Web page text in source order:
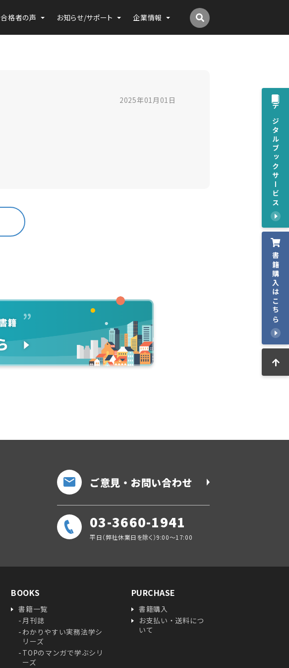
合格者の声 お知らせ/サポート 企業情報
デジタルブックサービス
書籍購入はこちら
2025年01月01日
ご意見・お問い合わせ
03-3660-1941
平日（弊社休業日を除く）9:00～17:00
BOOKS
書籍一覧
月刊誌
わかりやすい実務法学シ
リーズ
TOPのマンガで学ぶシリ
ーズ
PURCHASE
書籍購入
お支払い・送料につ
いて